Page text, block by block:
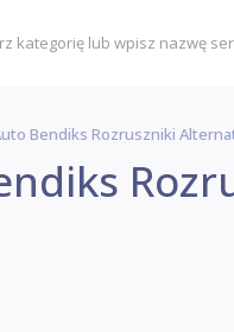
Bendiks Rozruszniki